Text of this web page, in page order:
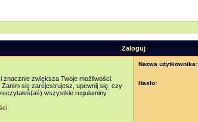
Zaloguj
zwiększa Twoje możliwości.
się zarejestrujesz, upewnij się, czy
wszystkie regulaminy
Nazwa użytkownika:
Hasło: